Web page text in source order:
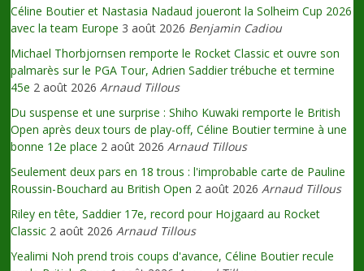
Céline Boutier et Nastasia Nadaud joueront la Solheim Cup 2026
avec la team Europe 3 août 2026 Benjamin Cadiou
Michael Thorbjornsen remporte le Rocket Classic et ouvre son
palmarès sur le PGA Tour, Adrien Saddier trébuche et termine
45e 2 août 2026 Arnaud Tillous
Du suspense et une surprise : Shiho Kuwaki remporte le British
Open après deux tours de play-off, Céline Boutier termine à une
bonne 12e place 2 août 2026 Arnaud Tillous
Seulement deux pars en 18 trous : l'improbable carte de Pauline
Roussin-Bouchard au British Open 2 août 2026 Arnaud Tillous
Riley en tête, Saddier 17e, record pour Hojgaard au Rocket
Classic 2 août 2026 Arnaud Tillous
Yealimi Noh prend trois coups d'avance, Céline Boutier recule